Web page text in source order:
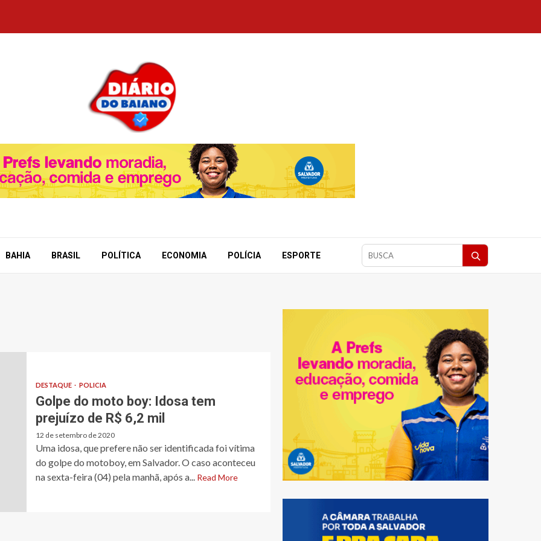
BAHIA BRASIL POLÍTICA ECONOMIA POLÍCIA ESPORTE
Pesquisar
DESTAQUE POLICIA
Golpe do moto boy: Idosa tem
prejuízo de R$ 6,2 mil
12 de setembro de 2020
Uma idosa, que prefere não ser identificada foi vítima
do golpe do motoboy, em Salvador. O caso aconteceu
na sexta-feira (04) pela manhã, após a...
Read More